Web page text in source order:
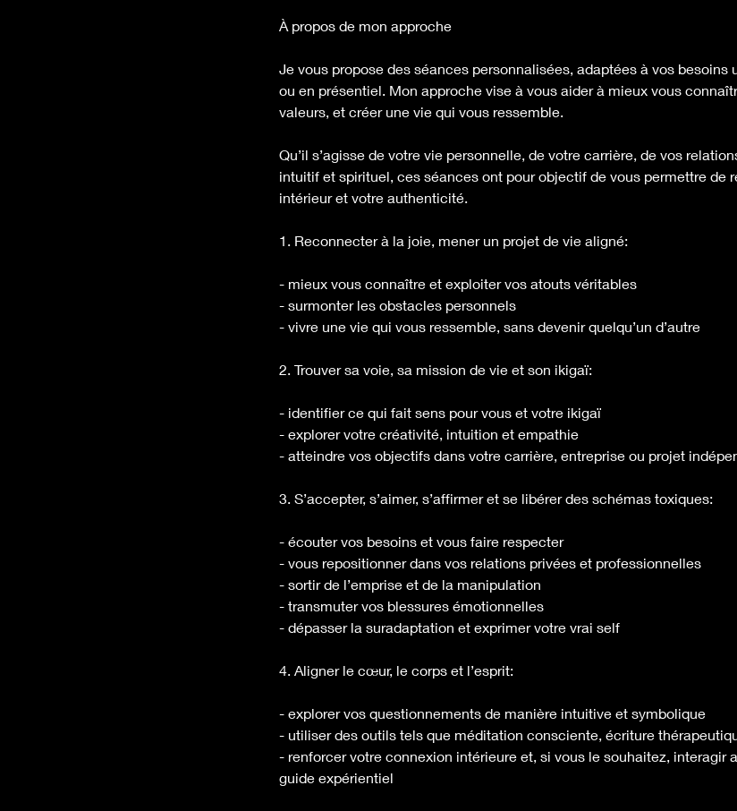
À propos de mon approche
Je vous propose des séances personnalisées, adaptées à vos besoins
ou en présentiel. Mon approche vise à vous aider à mieux vous
valeurs, et créer une vie qui vous ressemble.
Qu’il s’agisse de votre vie personnelle, de votre carrière, de vos
intuitif et spirituel, ces séances ont pour objectif de vous permettre de
intérieur et votre authenticité.
1. Reconnecter à la joie, mener un projet de vie aligné:
- mieux vous connaître et exploiter vos atouts véritables
- surmonter les obstacles personnels
- vivre une vie qui vous ressemble, sans devenir quelqu’un d’autre
2. Trouver sa voie, sa mission de vie et son ikigaï:
- identifier ce qui fait sens pour vous et votre ikigaï
- explorer votre créativité, intuition et empathie
- atteindre vos objectifs dans votre carrière, entreprise ou projet
3. S’accepter, s’aimer, s’affirmer et se libérer des schémas toxiques:
- écouter vos besoins et vous faire respecter
- vous repositionner dans vos relations privées et professionnelles
- sortir de l’emprise et de la manipulation
- transmuter vos blessures émotionnelles
- dépasser la suradaptation et exprimer votre vrai self
4. Aligner le cœur, le corps et l’esprit:
- explorer vos questionnements de manière intuitive et symbolique
- utiliser des outils tels que méditation consciente, écriture
- renforcer votre connexion intérieure et, si vous le souhaitez, interagir
guide expérientiel